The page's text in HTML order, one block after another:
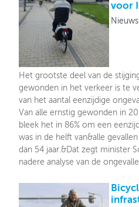
voor
Het grootste deel van de
gewonden in het verkeer is te
van het aantal eenzijdige
Van alle ernstig gewonden in
bleek het in 86% om een
was in de helft van&alle
dan 54 jaar.&Dat zegt minister
nadere analyse van de